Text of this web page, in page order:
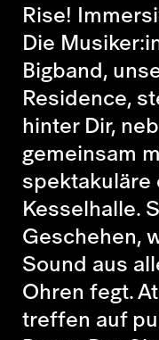
Rise!
Die
Bigband,
Residence,
hinter Dir,
gemeinsam
spektakuläre
Kesselhalle.
Geschehen,
Sound aus
Ohren fegt.
treffen auf